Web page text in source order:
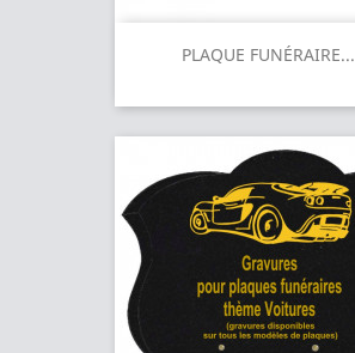
PLAQUE FUNÉRAIRE...